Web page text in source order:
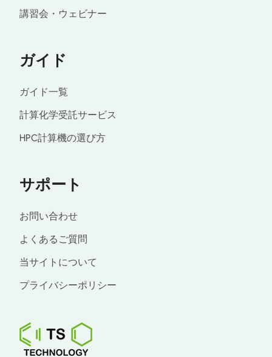
講習会・ウェビナー
ガイド
ガイド一覧
計算化学受託サービス
HPC計算機の選び方
サポート
お問い合わせ
よくあるご質問
当サイトについて
プライバシーポリシー